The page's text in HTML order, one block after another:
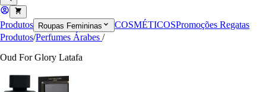
Produtos Roupas Femininas COSMÉTICOSPromoçõesRegatas
Produtos/Perfumes Árabes /
Oud For Glory Latafa